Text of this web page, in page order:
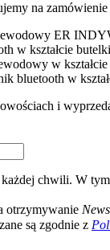
na
i
chwili. W
otrzymywanie
są zgodnie z